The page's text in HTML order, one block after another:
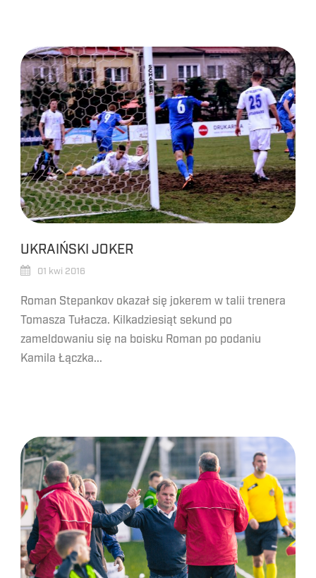
UKRAIŃSKI JOKER
01 kwi 2016
Roman Stepankov okazał się jokerem w talii trenera
Tomasza Tułacza. Kilkadziesiąt sekund po
zameldowaniu się na boisku Roman po podaniu
Kamila Łączka...